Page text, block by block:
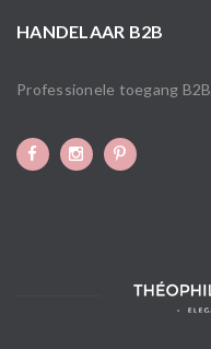
HANDELAAR B2B
Professionele toegang B2B